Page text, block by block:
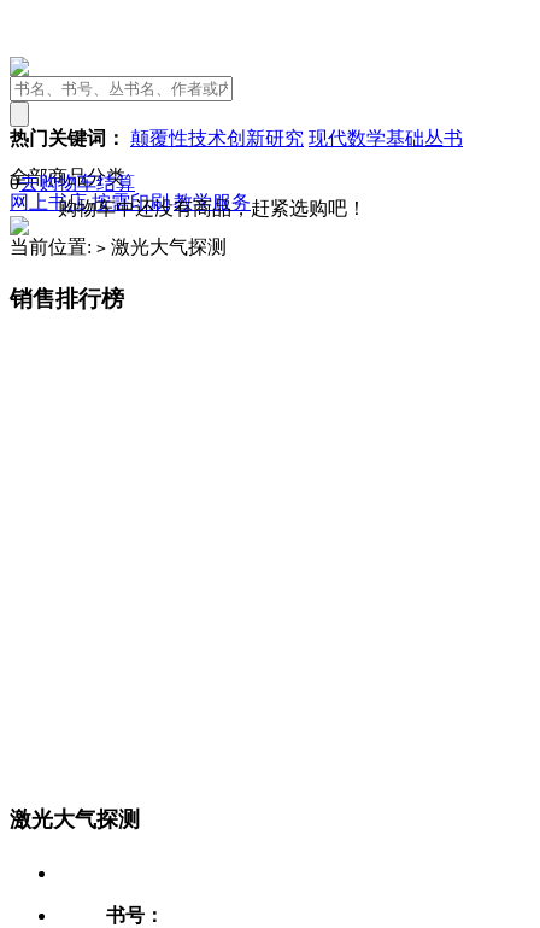
热门关键词： 颠覆性技术创新研究 现代数学基础丛书
0去购物车结算
购物车中还没有商品，赶紧选购吧！
全部商品分类
网上书店按需印刷 教学服务
当前位置: > 激光大气探测
销售排行榜
激光大气探测
书号：